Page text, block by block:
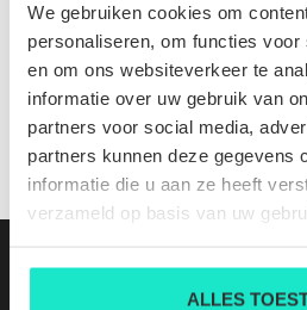
We gebruiken cookies om
personaliseren, om functies voor
en om ons websiteverkeer te
informatie over uw gebruik van
partners voor social media,
partners kunnen deze gegevens
informatie die u aan ze heeft
verzameld op basis van uw
ALLES
HEREN-BLAZER ZUITABLE
€209,00